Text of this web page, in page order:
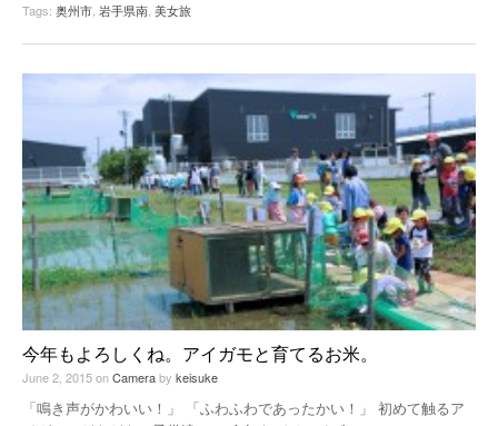
Tags: 奥州市 岩手県南 美女旅
今年もよろしくね。アイガモと育てるお米。
June 2, 2015onCameraby keisuke
「鳴き声がかわいい！」 「ふわふわであったかい！」 初めて触るア